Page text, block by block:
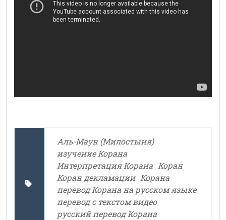
Аль-Маун (Милостыня)
изучение Корана
Интерпретация Корана Коран
Коран декламации Корана
перевод Корана на русском языке
перевод с текстом видео
русский перевод Корана